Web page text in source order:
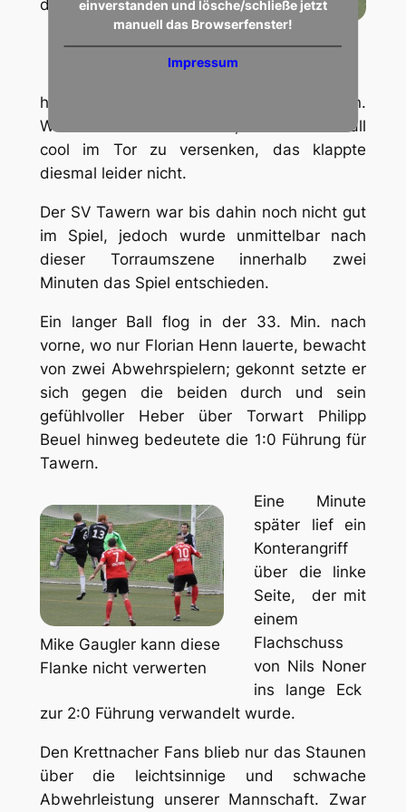
einverstanden und lösche/schließe jetzt
manuell das Browserfenster!
Impressum
Torwart Kindermann
dem
herauslaufenden Torwart Ralf Kindermann.
Was sonst seine Stärke ist, nämlich den Ball
cool im Tor zu versenken, das klappte
diesmal leider nicht.
Der SV Tawern war bis dahin noch nicht gut
im Spiel, jedoch wurde unmittelbar nach
dieser Torraumszene innerhalb zwei
Minuten das Spiel entschieden.
Ein langer Ball flog in der 33. Min. nach
vorne, wo nur Florian Henn lauerte, bewacht
von zwei Abwehrspielern; gekonnt setzte er
sich gegen die beiden durch und sein
gefühlvoller Heber über Torwart Philipp
Beuel hinweg bedeutete die 1:0 Führung für
Tawern.
Mike Gaugler kann diese
Flanke nicht verwerten
Eine Minute
später lief ein
Konterangriff
über die linke
Seite, der mit
einem
Flachschuss
von Nils Noner
ins lange Eck
zur 2:0 Führung verwandelt wurde.
Den Krettnacher Fans blieb nur das Staunen
über die leichtsinnige und schwache
Abwehrleistung unserer Mannschaft. Zwar